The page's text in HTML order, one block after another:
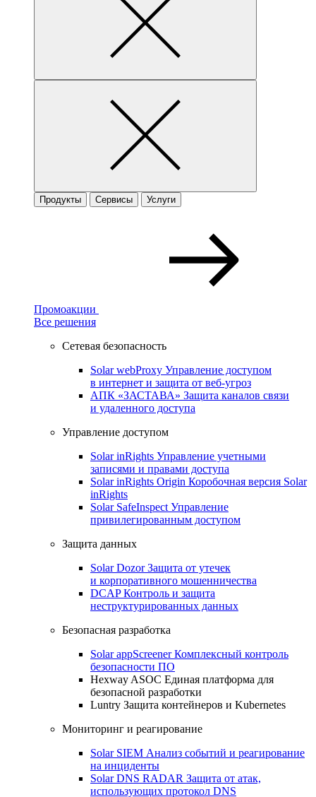
Продукты Сервисы Услуги
Промоакции
Все решения
Сетевая безопасность
Solar webProxy Управление доступом
в интернет и защита от веб-угроз
АПК «ЗАСТАВА» Защита каналов связи
и удаленного доступа
Управление доступом
Solar inRights Управление учетными
записями и правами доступа
Solar inRights Origin Коробочная версия Solar
inRights
Solar SafeInspect Управление
привилегированным доступом
Защита данных
Solar DozorЗащита от утечек
и корпоративного мошенничества
DCAPКонтроль и защита
неструктурированных данных
Безопасная разработка
Solar appScreenerКомплексный контроль
безопасности ПО
Hexway ASOC Единая платформа для
безопасной разработки
Luntry Защита контейнеров и Kubernetes
Мониторинг и реагирование
Solar SIEM Анализ событий и реагирование
на инциденты
Solar DNS RADAR Защита от атак,
использующих протокол DNS